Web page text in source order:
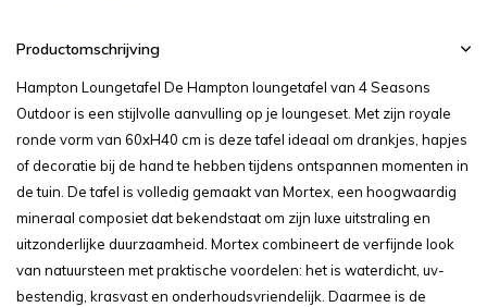
Productomschrijving
Hampton Loungetafel De Hampton loungetafel van 4 Seasons
Outdoor is een stijlvolle aanvulling op je loungeset. Met zijn royale
ronde vorm van 60xH40 cm is deze tafel ideaal om drankjes, hapjes
of decoratie bij de hand te hebben tijdens ontspannen momenten in
de tuin. De tafel is volledig gemaakt van Mortex, een hoogwaardig
mineraal composiet dat bekendstaat om zijn luxe uitstraling en
uitzonderlijke duurzaamheid. Mortex combineert de verfijnde look
van natuursteen met praktische voordelen: het is waterdicht, uv-
bestendig, krasvast en onderhoudsvriendelijk. Daarmee is de